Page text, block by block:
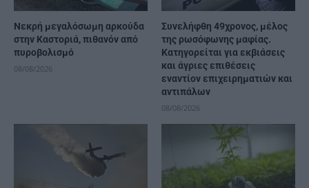
Νεκρή μεγαλόσωμη αρκούδα
στην Καστοριά, πιθανόν από
πυροβολισμό
08/08/2026
Συνελήφθη 49χρονος, μέλος
της ρωσόφωνης μαφίας.
Κατηγορείται για εκβιάσεις
και άγριες επιθέσεις
εναντίον επιχειρηματιών και
αντιπάλων
08/08/2026